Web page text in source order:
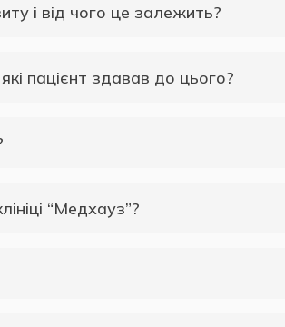
і від чого це залежить?
пацієнт здавав до цього?
“Медхауз”?